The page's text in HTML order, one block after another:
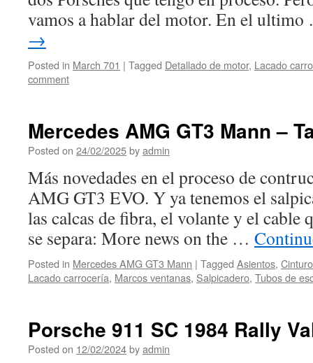
vamos a hablar del motor. En el
→
Posted in March 701 | Tagged Detallado de motor, Lacado
comment
Mercedes AMG GT3 Mann –
Posted on 24/02/2025byadmin
Más novedades en el proceso de
AMG GT3 EVO. Y ya tenemos el
las calcas de fibra, el volante y el cable
se separa: More news on the …
Posted in Mercedes AMG GT3 Mann | Tagged Asientos,
Lacado carrocería, Marcos ventanas, Salpicadero, Tubos de
Porsche 911 SC 1984 Rally
Posted on 12/02/2024byadmin